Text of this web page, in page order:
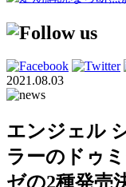
2021.08.03
エンジェル
ラーのドゥ
ゼの2種発売